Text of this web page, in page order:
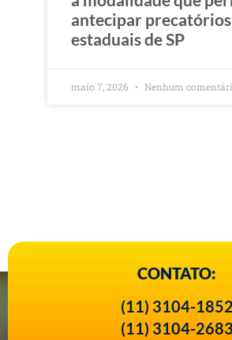
antecipar precatórios
estaduais de SP
maio 7, 2026 Nenhum
CONTATO:
(11) 3104-1852
(11) 3104-2683